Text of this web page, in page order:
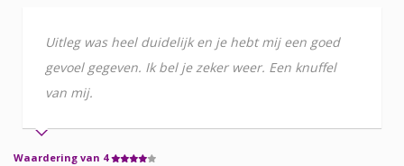
Uitleg was heel duidelijk en je hebt mij een goed
gevoel gegeven. Ik bel je zeker weer. Een knuffel
van mij.
Waardering van 4